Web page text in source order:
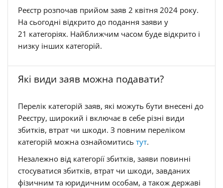
Реєстр розпочав прийом заяв 2 квітня 2024 року.
На сьогодні відкрито до подання заяви у
21 категоріях. Найближчим часом буде відкрито і
низку інших категорій.
Які види заяв можна подавати?
Перелік категорій заяв, які можуть бути внесені до
Реєстру, широкий і включає в себе різні види
збитків, втрат чи шкоди. З повним переліком
категорій можна ознайомитись тут.
Незалежно від категорії збитків, заяви повинні
стосуватися збитків, втрат чи шкоди, завданих
фізичним та юридичним особам, а також державі